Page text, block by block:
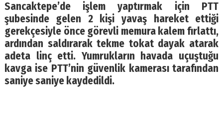
Sancaktepe’de işlem yaptırmak için PTT
şubesinde gelen 2 kişi yavaş hareket ettiği
gerekçesiyle önce görevli memura kalem fırlattı,
ardından saldırarak tekme tokat dayak atarak
adeta linç etti. Yumrukların havada uçuştuğu
kavga ise PTT’nin güvenlik kamerası tarafından
saniye saniye kaydedildi.